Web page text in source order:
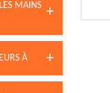
MAINS
À